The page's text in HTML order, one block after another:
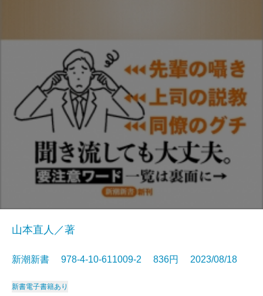
山本直人／著
新潮新書 978-4-10-611009-2 836円 2023/08/18
新書電子書籍あり